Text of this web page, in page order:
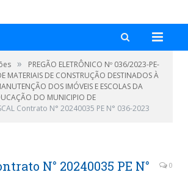
»
PREGÃO ELETRÔNICO Nº 036/2023-PE-
MATERIAIS DE CONSTRUÇÃO DESTINADOS À
DOS IMÓVEIS E ESCOLAS DA
DO MUNICIPIO DE
Contrato N° 20240035 PE N° 036-2023
N° 20240035 PE N°
0